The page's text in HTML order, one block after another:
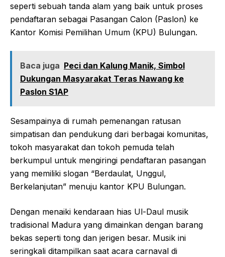
seperti sebuah tanda alam yang baik untuk proses
pendaftaran sebagai Pasangan Calon (Paslon) ke
Kantor Komisi Pemilihan Umum (KPU) Bulungan.
Baca juga Peci dan Kalung Manik, Simbol
Dukungan Masyarakat Teras Nawang ke
Paslon S1AP
Sesampainya di rumah pemenangan ratusan
simpatisan dan pendukung dari berbagai komunitas,
tokoh masyarakat dan tokoh pemuda telah
berkumpul untuk mengiringi pendaftaran pasangan
yang memiliki slogan “Berdaulat, Unggul,
Berkelanjutan” menuju kantor KPU Bulungan.
Dengan menaiki kendaraan hias Ul-Daul musik
tradisional Madura yang dimainkan dengan barang
bekas seperti tong dan jerigen besar. Musik ini
seringkali ditampilkan saat acara carnaval di